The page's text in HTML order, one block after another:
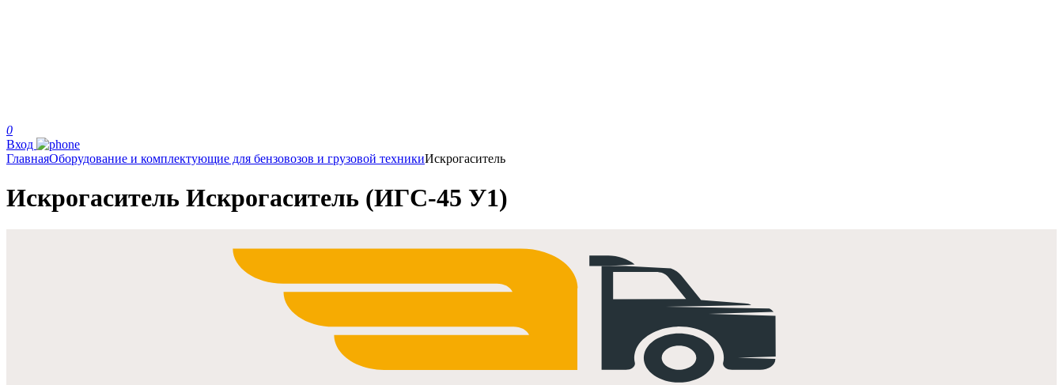
0
Вход
ГлавнаяОборудование и комплектующие для бензовозов и грузовой техникиИскрогаситель
Искрогаситель Искрогаситель (ИГС-45 У1)